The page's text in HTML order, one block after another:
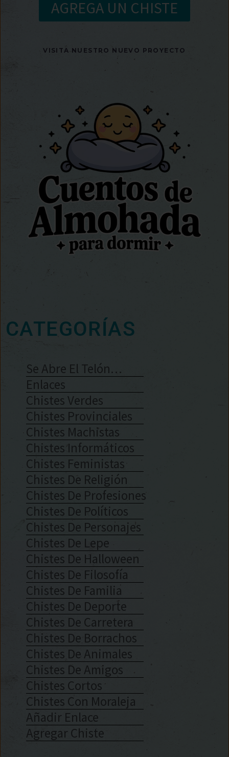
AGREGA UN CHISTE
VISITA NUESTRO NUEVO PROYECTO
CATEGORÍAS
Se Abre El Telón…
Enlaces
Chistes Verdes
Chistes Provinciales
Chistes Machistas
Chistes Informáticos
Chistes Feministas
Chistes De Religión
Chistes De Profesiones
Chistes De Políticos
Chistes De Personajes
Chistes De Lepe
Chistes De Halloween
Chistes De Filosofía
Chistes De Familia
Chistes De Deporte
Chistes De Carretera
Chistes De Borrachos
Chistes De Animales
Chistes De Amigos
Chistes Cortos
Chistes Con Moraleja
Añadir Enlace
Agregar Chiste